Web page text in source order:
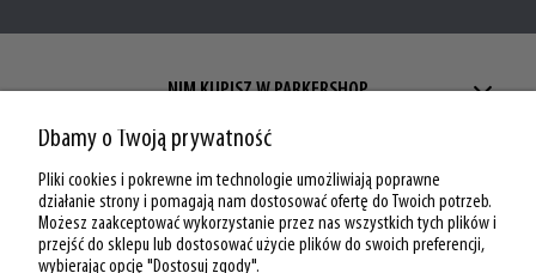
NIM KUPISZ W PARKERSHOP
ZAKUPY W PARKERSHOP
MOJE KONTO W PARKERSHOP
O PARKERSHOP
Dbamy o Twoją prywatność
Pliki cookies i pokrewne im technologie umożliwiają poprawne
działanie strony i pomagają nam dostosować ofertę do Twoich potrzeb.
Możesz zaakceptować wykorzystanie przez nas wszystkich tych plików i
przejść do sklepu lub dostosować użycie plików do swoich preferencji,
wybierając opcję "Dostosuj zgody".